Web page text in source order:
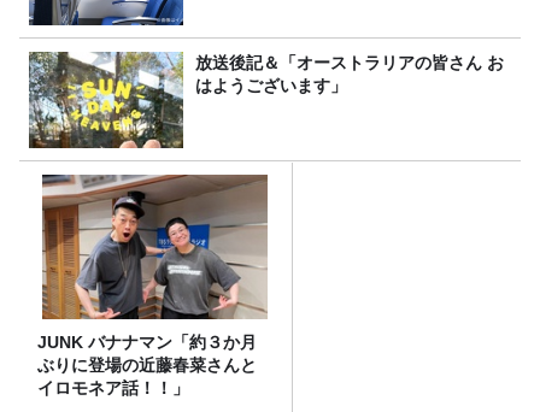
放送後記＆「オーストラリアの皆さん お
はようございます」
JUNK バナナマン「約３か月
ぶりに登場の近藤春菜さんと
イロモネア話！！」